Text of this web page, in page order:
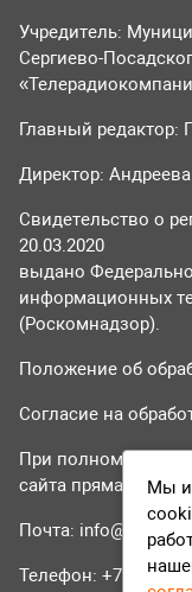
Учредитель:
Сергиево-
Главный редактор:
Директор:
Свидетельство о
20.03.2020
выдано
информационных
(Роскомнадзор).
Положение об
Согласие на
При полном или
сайта прямая
Почта: info@tvr24.tv
Телефон: +7 (496)
Мы